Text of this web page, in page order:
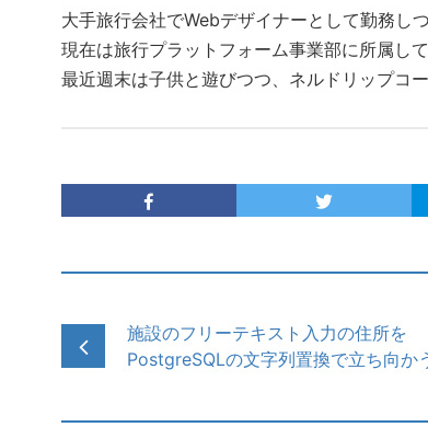
大手旅行会社でWebデザイナーとして勤務し
現在は旅行プラットフォーム事業部に所属し
最近週末は子供と遊びつつ、ネルドリップコ
施設のフリーテキスト入力の住所を
PostgreSQLの文字列置換で立ち向か